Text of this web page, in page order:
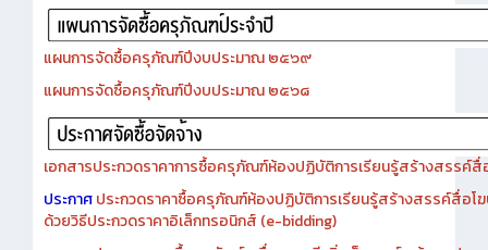
แผนการจัดซื้อครุภัณฑ์ปีงบประมาณ ๒๕๖๙
แผนการจัดซื้อครุภัณฑ์ปีงบประมาณ ๒๕๖๘
เอกสารประกวดราคาการซื้อครุภัณฑ์ห้องปฏิบัติการเรียนรู้สร้างสรรค์
ประกาศประกวดราคาซื้อครุภัณฑ์ห้องปฏิบัติการเรียนรู้สร้างสรรค์สื่อโ
ด้วยวิธีประกวดราคาอิเล็กทรอนิกส์ (e-bidding)